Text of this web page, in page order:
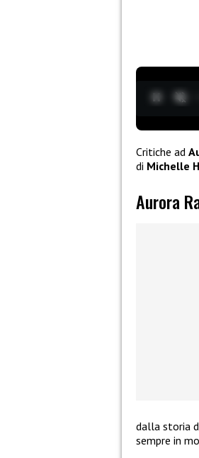
Critiche ad
di Michelle
Aurora
dalla storia
sempre in